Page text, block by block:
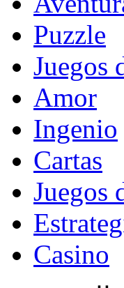
Puzzle
Juegos
Amor
Ingenio
Cartas
Juegos
Casino